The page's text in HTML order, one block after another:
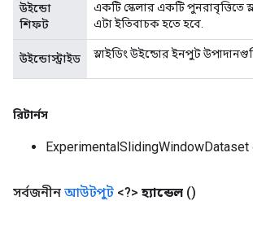
উইন্ডো
শিফট
একটি স্কেলার একটি পুনরাবৃত্তিতে
এটা ইতিবাচক হতে হবে.
উইন্ডোস্ট্রাইড স্লাইডিং উইন্ডোর ইনপুট
রিটার্নস
সর্বজনীন আউটপুট <?> হ্যান্ডেল ()